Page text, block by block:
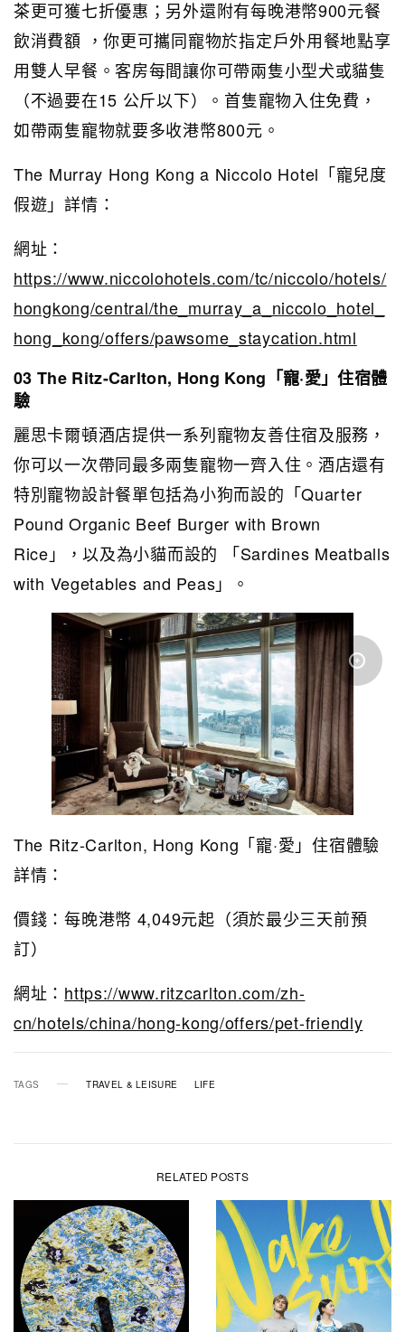
茶更可獲七折優惠；另外還附有每晚港幣900元餐
飲消費額 ，你更可攜同寵物於指定戶外用餐地點享
用雙人早餐。客房每間讓你可帶兩隻小型犬或貓隻
（不過要在15 公斤以下）。首隻寵物入住免費，
如帶兩隻寵物就要多收港幣800元。
The Murray Hong Kong a Niccolo Hotel「寵兒度
假遊」詳情：
網址：
https://www.niccolohotels.com/tc/niccolo/hotels/
hongkong/central/the_murray_a_niccolo_hotel_
hong_kong/offers/pawsome_staycation.html
03 The Ritz-Carlton, Hong Kong「寵·愛」住宿體
驗
麗思卡爾頓酒店提供一系列寵物友善住宿及服務，
你可以一次帶同最多兩隻寵物一齊入住。酒店還有
特別寵物設計餐單包括為小狗而設的「Quarter
Pound Organic Beef Burger with Brown
Rice」，以及為小貓而設的 「Sardines Meatballs
with Vegetables and Peas」。
The Ritz-Carlton, Hong Kong「寵·愛」住宿體驗
詳情：
價錢：每晚港幣 4,049元起（須於最少三天前預
訂）
網址： https://www.ritzcarlton.com/zh-
cn/hotels/china/hong-kong/offers/pet-friendly
TAGS TRAVEL & LEISURE LIFE
RELATED POSTS